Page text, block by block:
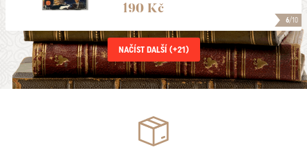
6/10
190 Kč
NAČÍST DALŠÍ (+21)